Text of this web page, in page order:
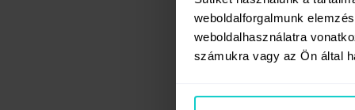
weboldalforgalmunk
weboldalhasználatra
számukra vagy az Ön által